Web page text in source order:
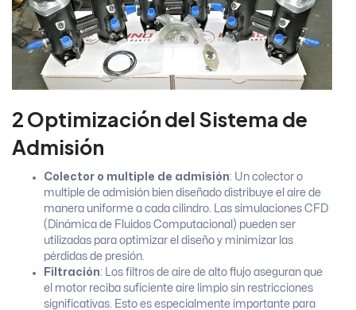
2 Optimización del Sistema de
Admisión
Colector o multiple de admisión: Un colector o
multiple de admisión bien diseñado distribuye el aire de
manera uniforme a cada cilindro. Las simulaciones CFD
(Dinámica de Fluidos Computacional) pueden ser
utilizadas para optimizar el diseño y minimizar las
pérdidas de presión.
Filtración: Los filtros de aire de alto flujo aseguran que
el motor reciba suficiente aire limpio sin restricciones
significativas. Esto es especialmente importante para